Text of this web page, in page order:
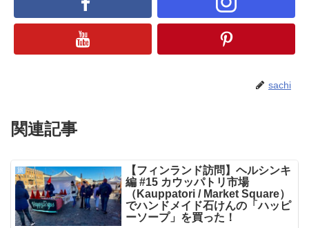
sachi
関連記事
旅
【フィンランド訪問】ヘルシンキ
編 #15 カウッパトリ市場
（Kauppatori / Market Square）
でハンドメイド石けんの「ハッピ
ーソープ」を買った！